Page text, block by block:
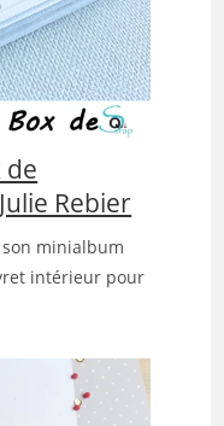
de
Rebier
minialbum
intérieur pour